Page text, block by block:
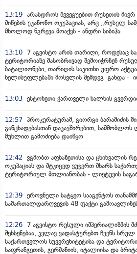
13:19 არასდროს შევეგუებით რუსეთის
მიწების უკანონო ოკუპაციას, არც „რუსულ
მხოლოდ ნგრევა მოაქვს - ანდრი სიბიჰა
13:10
7 აგვისტო არის თარიღი, როდესაც
ტერიტორიაზე მასობრივად შემოიჭრნენ
ბატალიონები, თარიღის საკითხი უფრო
ხელისუფლებაში მოსვლის შემდეგ გახდა -
13:03 ესტონეთი ქართველი ხალხის
12:57 პროკურატურამ, გიორგი ბარამიძის
განცხადებასთან დაკავშირებით,
მუხლით გამოძიება დაიწყო
12:42
ვგმობთ აფხაზეთისა და ცხინვალის
ოკუპაციას და მტკიცედ ვუჭერთ მხარს
ტერიტორიულ მთლიანობას - ლიეტუვის
12:39 ეროვნული სატყეო სააგენტოს
სამართალდარღვევის 48 ფაქტი
12:26
7 აგვისტო რუსული იმპერიალიზმის
შეხსენებაა, კვლავ ვადასტურებთ ჩვენს
საქართველოს სუვერენიტეტისა და
საფრანგეთის, გერმანიის, იტალიისა და